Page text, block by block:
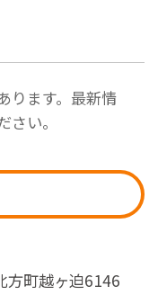
ります。最新情
い。
町越ヶ迫6146